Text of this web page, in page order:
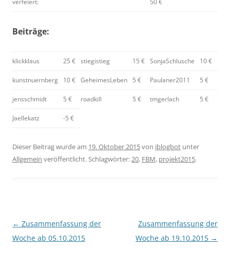
Beiträge:
klickklaus 25 € stiegistieg 15 € SonjaSchlusche 10 €
kunstnuernberg 10 € GeheimesLeben 5 € Paulaner2011 5 €
jensschmidt 5 € roadkill 5 € tmgerlach 5 €
Jaellekatz -5 €
Dieser Beitrag wurde am 19. Oktober 2015von iblogbot unter
Allgemein veröffentlicht. Schlagwörter:20, FBM, projekt2015.
Beitragsnavigation
← Zusammenfassung der
Woche ab 05.10.2015
Zusammenfassung der
Woche ab 19.10.2015 →